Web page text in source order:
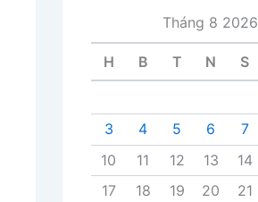
ế
Tháng 8 2026
H B T N S
3
4 5 6 7
10
11 12 13 14
17
18 19 20 21